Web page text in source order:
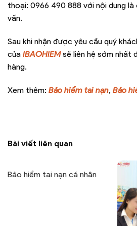
thoại: 0966 490 888 với nội dung
vấn.
Sau khi nhận được yêu cầu quý
của IBAOHIEM sẽ liên hệ sớm nhất
hàng.
Xem thêm: Bảo hiểm tai nạn, Bảo
Bài viết liên quan
Bảo hiểm tai nạn cá nhân